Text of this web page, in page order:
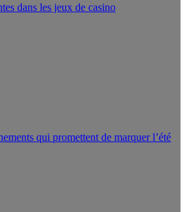
dans les jeux de casino
qui promettent de marquer l’été